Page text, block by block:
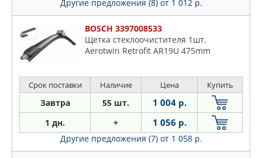
Другие предложения (8) от 1 012 р.
BOSCH 3397008533
Щетка стеклоочистителя 1шт.
Aerotwin Retrofit AR19U 475mm
Срок поставки Наличие Цена Купить
Завтра 55 шт. 1 004 р.
1 дн. + 1 056 р.
Другие предложения (7) от 1 058 р.